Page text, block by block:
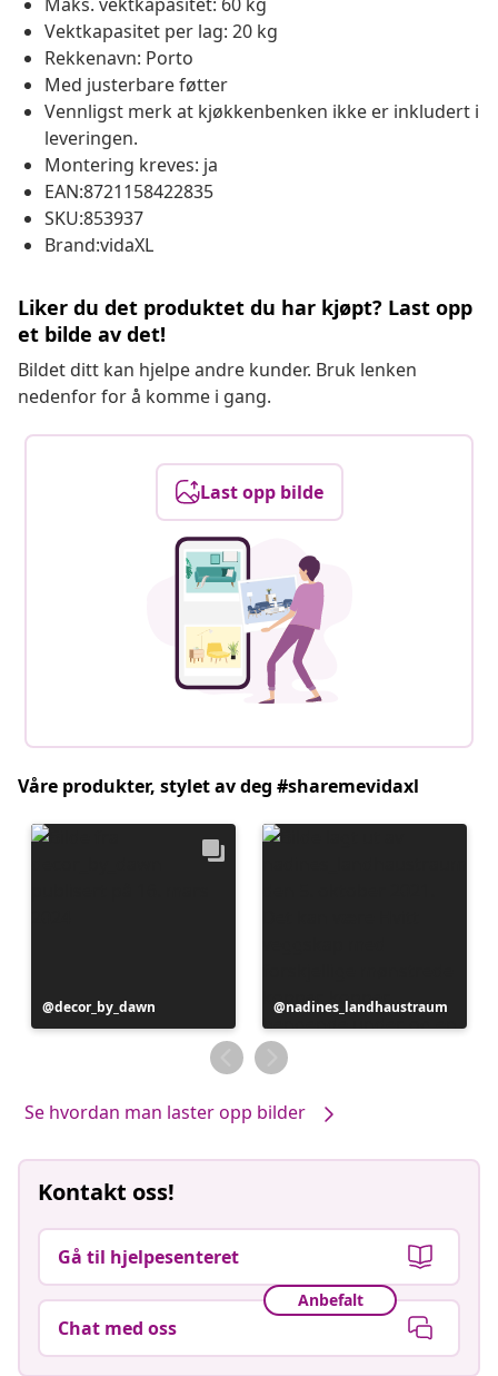
Vektkapasitet per lag: 20 kg
Rekkenavn: Porto
Med justerbare føtter
Vennligst merk at kjøkkenbenken ikke er inkludert i
leveringen.
Montering kreves: ja
EAN:8721158422835
SKU:853937
Brand:vidaXL
Liker du det produktet du har kjøpt? Last opp
et bilde av det!
Bildet ditt kan hjelpe andre kunder. Bruk lenken
nedenfor for å komme i gang.
Last opp bilde
Våre produkter, stylet av deg #sharemevidaxl
Innlegg
publisert
decor_by_dawn
Innlegg
publisert
av
nadines_landhaustraum
Se hvordan man laster opp bilder
Kontakt oss!
Gå til hjelpesenteret
Anbefalt
Chat med oss